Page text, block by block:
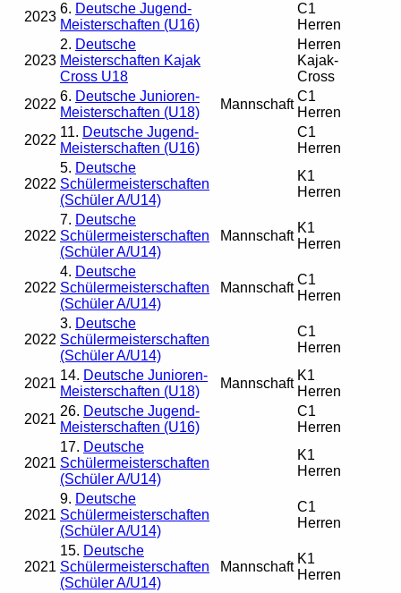
2023
6. Deutsche Jugend-
Meisterschaften (U16)
C1
Herren
2023
2. Deutsche
Meisterschaften Kajak
Cross U18
Herren
Kajak-
Cross
2022
6. Deutsche Junioren-
Meisterschaften (U18)
Mannschaft
C1
Herren
2022
11. Deutsche Jugend-
Meisterschaften (U16)
C1
Herren
2022
5. Deutsche
Schülermeisterschaften
(Schüler A/U14)
K1
Herren
2022
7. Deutsche
Schülermeisterschaften
(Schüler A/U14)
Mannschaft
K1
Herren
2022
4. Deutsche
Schülermeisterschaften
(Schüler A/U14)
Mannschaft
C1
Herren
2022
3. Deutsche
Schülermeisterschaften
(Schüler A/U14)
C1
Herren
2021
14. Deutsche Junioren-
Meisterschaften (U18)
Mannschaft
K1
Herren
2021
26. Deutsche Jugend-
Meisterschaften (U16)
C1
Herren
2021
17. Deutsche
Schülermeisterschaften
(Schüler A/U14)
K1
Herren
2021
9. Deutsche
Schülermeisterschaften
(Schüler A/U14)
C1
Herren
2021
15. Deutsche
Schülermeisterschaften
(Schüler A/U14)
Mannschaft
K1
Herren